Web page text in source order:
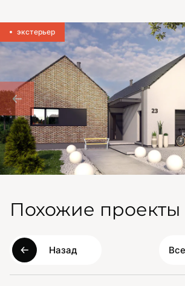
экстерьер
Похожие проекты
Назад